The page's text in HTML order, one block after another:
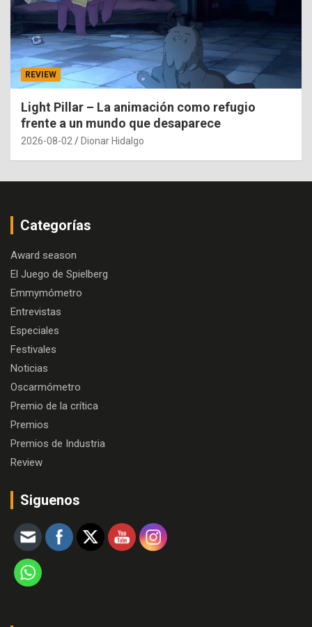
REVIEW
Light Pillar – La animación como refugio
frente a un mundo que desaparece
2026-08-02 Dionar Hidalgo
Categorías
Award season
El Juego de Spielberg
Emmymómetro
Entrevistas
Especiales
Festivales
Noticias
Oscarmómetro
Premio de la crítica
Premios
Premios de Industria
Review
Siguenos